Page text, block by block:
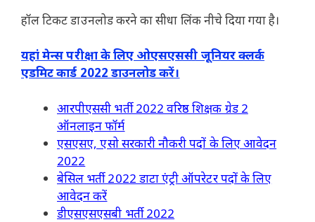
हॉल टिकट डाउनलोड करने का सीधा लिंक नीचे दिया गया है।
यहां मेन्स परीक्षा के लिए ओएसएससी जूनियर क्लर्क
एडमिट कार्ड 2022 डाउनलोड करें।
आरपीएससी भर्ती 2022 वरिष्ठ शिक्षक ग्रेड 2
ऑनलाइन फॉर्म
एसएसए, एसो सरकारी नौकरी पदों के लिए आवेदन
2022
बेसिल भर्ती 2022 डाटा एंट्री ऑपरेटर पदों के लिए
आवेदन करें
डीएसएसएसबी भर्ती 2022